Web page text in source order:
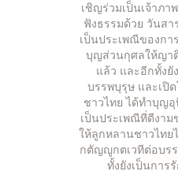
เชิญร่วมเป็นเจ้าภ
ฟังธรรมด้วย วันสา
เป็นประเพณีของก
บุญส่วนกุศลให้ญา
แล้ว และอีกทั้งยั
บรรพบุรุษ และเปิ
ชาวไทย ได้ทำบุญ
เป็นประเพณีที่ดีงาม
ให้ลูกหลานชาวไทย
กตัญญูกตเวทีต่อบร
ทั้งยังเป็นการ